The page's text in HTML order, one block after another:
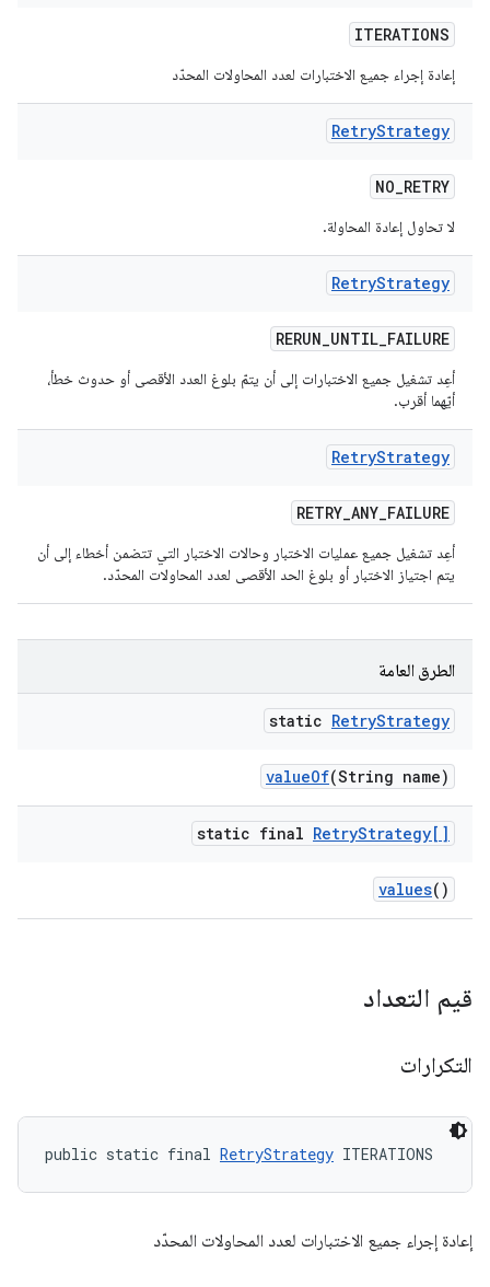
ITERATIONS
إعادة إجراء جميع الاختبارات لعدد المحاولات المحدّد
RetryStrategy
NO_RETRY
لا تحاول إعادة المحاولة.
RetryStrategy
RERUN_UNTIL_FAILURE
أعِد تشغيل جميع الاختبارات إلى أن يتمّ بلوغ العدد الأقصى أو حدوث خطأ،
أيّهما أقرب.
RetryStrategy
RETRY_ANY_FAILURE
أعِد تشغيل جميع عمليات الاختبار وحالات الاختبار التي تتضمن أخطاء إلى أن
يتم اجتياز الاختبار أو بلوغ الحد الأقصى لعدد المحاولات المحدّد.
الطرق العامة
static RetryStrategy
valueOf(String name)
static final RetryStrategy[]
values()
قيم التعداد
التكرارات
public static final RetryStrategy ITERATIONS
إعادة إجراء جميع الاختبارات لعدد المحاولات المحدّد